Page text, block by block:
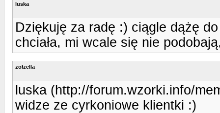
luska
Dziękuję za radę :) ciągle dążę
chciała, mi wcale się nie
zołzella
luska (http://forum.wzorki.info/
widze ze cyrkoniowe klientki :)